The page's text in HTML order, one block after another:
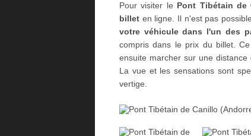
Pour visiter le Pont Tibétain de
billeten ligne. Il n'est pas
votre véhicule dans l'un des
compris dans le prix du billet.
ensuite marcher sur une
La vue et les sensations sont
vertige.